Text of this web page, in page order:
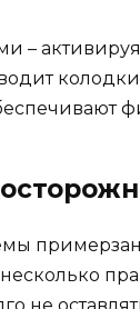
–
не